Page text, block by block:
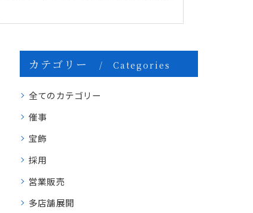
カテゴリー Categories
全てのカテゴリー
催事
宝飾
採用
営業販売
多店舗展開